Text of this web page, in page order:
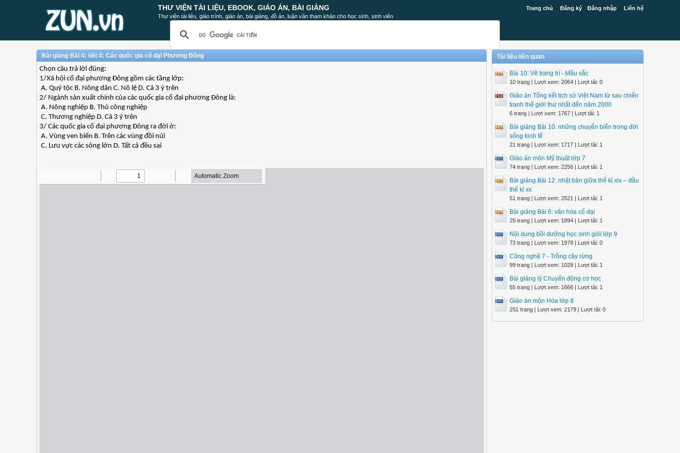
Trang chủ Đăng ký Đăng nhập Liên hệ
THƯ VIỆN TÀI LIỆU, EBOOK, GIÁO ÁN, BÀI GIẢNG
Thư viện tài liệu, giáo trình, giáo án, bài giảng, đồ án, luận văn tham khảo cho học sinh, sinh viên
Bài giảng Bài 4: tiết 4: Các quốc gia cổ đại Phương Đông
Chọn câu trả lời đúng:
1/Xã hội cổ đại phương Đông gồm các tầng lớp:
A. Quý tộc B. Nông dân C. Nô lệ D. Cả 3 ý trên
2/ Ngành sản xuất chính của các quốc gia cổ đại phương Đông là:
A. Nông nghiệp B. Thủ công nghiệp
C. Thương nghiệp D. Cả 3 ý trên
3/ Các quốc gia cổ đại phương Đông ra đời ở:
A. Vùng ven biển B. Trên các vùng đồi núi
C. Lưu vực các sông lớn D. Tất cả đều sai
Tài liệu liên quan
Bài 10: Vẽ trang trí - Mầu sắc
10 trang | Lượt xem: 2064 | Lượt tải: 0
Giáo án Tổng kết lịch sử Việt Nam từ sau chiến
tranh thế giới thứ nhất đến năm 2000
6 trang | Lượt xem: 1767 | Lượt tải: 1
Bài giảng Bài 10: những chuyển biến trong đời
sống kinh tế
21 trang | Lượt xem: 1717 | Lượt tải: 1
Giáo án môn Mỹ thuật lớp 7
74 trang | Lượt xem: 2256 | Lượt tải: 1
Bài giảng Bài 12: nhật bản giữa thế kỉ xix – đầu
thế kỉ xx
51 trang | Lượt xem: 2521 | Lượt tải: 1
Bài giảng Bài 6: văn hóa cổ đại
25 trang | Lượt xem: 1894 | Lượt tải: 1
Nội dung bồi dưỡng học sinh giỏi lớp 9
73 trang | Lượt xem: 1978 | Lượt tải: 0
Công nghệ 7 - Trồng cây rừng
99 trang | Lượt xem: 1028 | Lượt tải: 1
Bài giảng lý Chuyển động cơ học
55 trang | Lượt xem: 1666 | Lượt tải: 1
Giáo án môn Hóa lớp 8
251 trang | Lượt xem: 2179 | Lượt tải: 0